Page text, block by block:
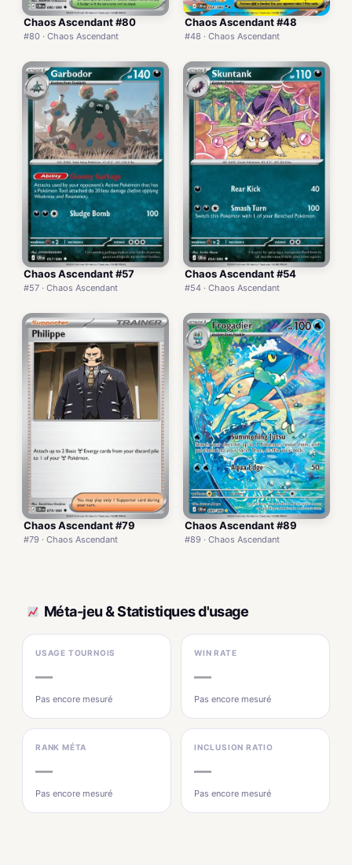
Chaos Ascendant #80
#80 · Chaos Ascendant
Chaos Ascendant #48
#48 · Chaos Ascendant
Chaos Ascendant #57
#57 · Chaos Ascendant
Chaos Ascendant #54
#54 · Chaos Ascendant
Chaos Ascendant #79
#79 · Chaos Ascendant
Chaos Ascendant #89
#89 · Chaos Ascendant
Méta-jeu & Statistiques d'usage
USAGE TOURNOIS
—
Pas encore mesuré
WIN RATE
—
Pas encore mesuré
RANK MÉTA
—
Pas encore mesuré
INCLUSION RATIO
—
Pas encore mesuré